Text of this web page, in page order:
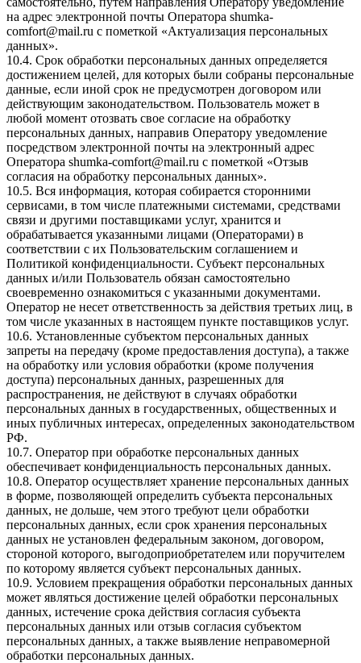
на адрес электронной почты Оператора shumka-
comfort@mail.ru с пометкой «Актуализация персональных
данных».
10.4. Срок обработки персональных данных определяется
достижением целей, для которых были собраны персональные
данные, если иной срок не предусмотрен договором или
действующим законодательством. Пользователь может в
любой момент отозвать свое согласие на обработку
персональных данных, направив Оператору уведомление
посредством электронной почты на электронный адрес
Оператора shumka-comfort@mail.ru с пометкой «Отзыв
согласия на обработку персональных данных».
10.5. Вся информация, которая собирается сторонними
сервисами, в том числе платежными системами, средствами
связи и другими поставщиками услуг, хранится и
обрабатывается указанными лицами (Операторами) в
соответствии с их Пользовательским соглашением и
Политикой конфиденциальности. Субъект персональных
данных и/или Пользователь обязан самостоятельно
своевременно ознакомиться с указанными документами.
Оператор не несет ответственность за действия третьих лиц, в
том числе указанных в настоящем пункте поставщиков услуг.
10.6. Установленные субъектом персональных данных
запреты на передачу (кроме предоставления доступа), а также
на обработку или условия обработки (кроме получения
доступа) персональных данных, разрешенных для
распространения, не действуют в случаях обработки
персональных данных в государственных, общественных и
иных публичных интересах, определенных законодательством
РФ.
10.7. Оператор при обработке персональных данных
обеспечивает конфиденциальность персональных данных.
10.8. Оператор осуществляет хранение персональных данных
в форме, позволяющей определить субъекта персональных
данных, не дольше, чем этого требуют цели обработки
персональных данных, если срок хранения персональных
данных не установлен федеральным законом, договором,
стороной которого, выгодоприобретателем или поручителем
по которому является субъект персональных данных.
10.9. Условием прекращения обработки персональных данных
может являться достижение целей обработки персональных
данных, истечение срока действия согласия субъекта
персональных данных или отзыв согласия субъектом
персональных данных, а также выявление неправомерной
обработки персональных данных.